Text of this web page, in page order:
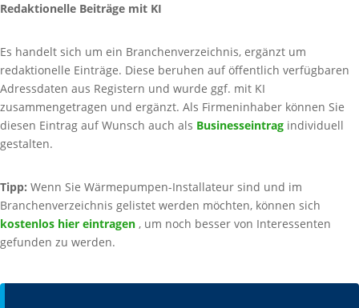
Redaktionelle Beiträge mit KI
Es handelt sich um ein Branchenverzeichnis, ergänzt um
redaktionelle Einträge. Diese beruhen auf öffentlich verfügbaren
Adressdaten aus Registern und wurde ggf. mit KI
zusammengetragen und ergänzt. Als Firmeninhaber können Sie
diesen Eintrag auf Wunsch auch als Businesseintrag individuell
gestalten.
Tipp: Wenn Sie Wärmepumpen-Installateur sind und im
Branchenverzeichnis gelistet werden möchten, können sich
kostenlos hier eintragen , um noch besser von Interessenten
gefunden zu werden.